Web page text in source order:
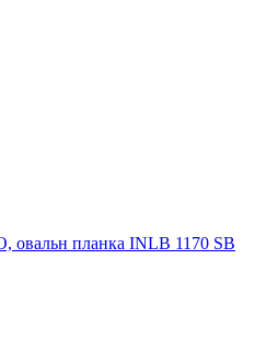
овальн планка INLB 1170 SB